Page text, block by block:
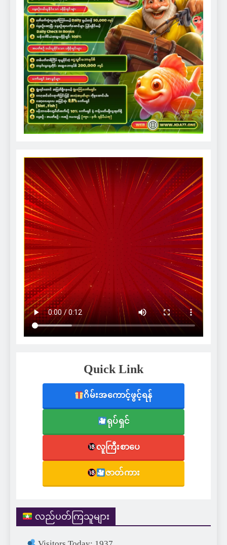
Quick Link
ဂိမ်းအကောင့်ဖွင့်ရန်
ရုပ်ရှင်
လူကြီးစာပေ
ဇာတ်ကား
လည်ပတ်ကြသူများ